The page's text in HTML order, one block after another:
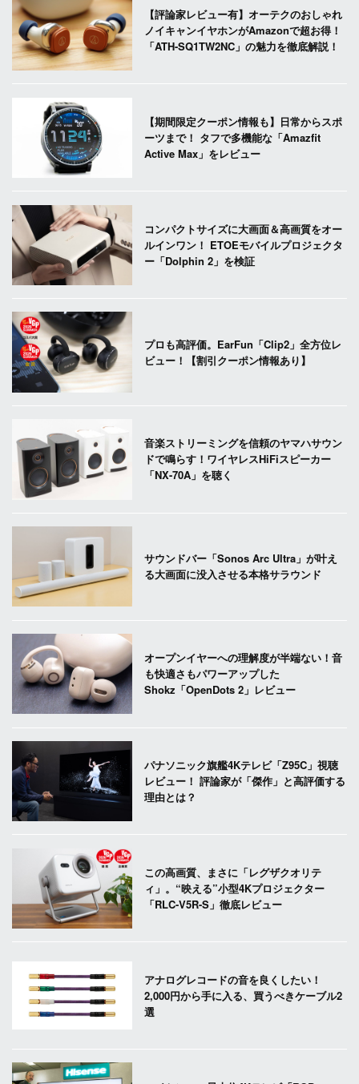
【評論家レビュー有】オーテクのおしゃれ
ノイキャンイヤホンがAmazonで超お得！
「ATH-SQ1TW2NC」の魅力を徹底解説！
【期間限定クーポン情報も】日常からスポ
ーツまで！ タフで多機能な「Amazfit
Active Max」をレビュー
コンパクトサイズに大画面＆高画質をオー
ルインワン！ ETOEモバイルプロジェクタ
ー「Dolphin 2」を検証
プロも高評価。EarFun「Clip2」全方位レ
ビュー！【割引クーポン情報あり】
音楽ストリーミングを信頼のヤマハサウン
ドで鳴らす！ワイヤレスHiFiスピーカー
「NX-70A」を聴く
サウンドバー「Sonos Arc Ultra」が叶え
る大画面に没入させる本格サラウンド
オープンイヤーへの理解度が半端ない！音
も快適さもパワーアップした
Shokz「OpenDots 2」レビュー
パナソニック旗艦4Kテレビ「Z95C」視聴
レビュー！ 評論家が「傑作」と高評価する
理由とは？
この高画質、まさに「レグザクオリテ
ィ」。“映える”小型4Kプロジェクター
「RLC-V5R-S」徹底レビュー
アナログレコードの音を良くしたい！
2,000円から手に入る、買うべきケーブル2
選